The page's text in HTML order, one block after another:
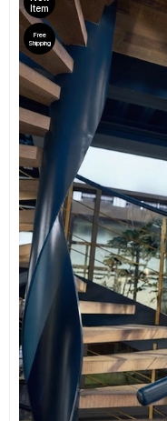
Item
Free
Shipping